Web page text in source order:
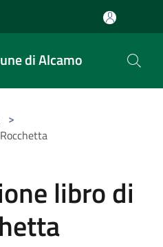
di Alcamo
>
libro di